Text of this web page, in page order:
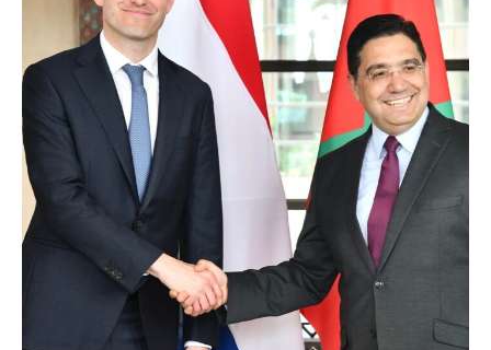
plus réalisable »
7 April 2026
In "Sahara Marocain"
le Roi
4 June 2025
In "Diplomatie"
La Bolivie suspend sa
reconnaissance du Polisario
et rétablit ses relations avec
24 February 2026
In "Sahara Marocain"